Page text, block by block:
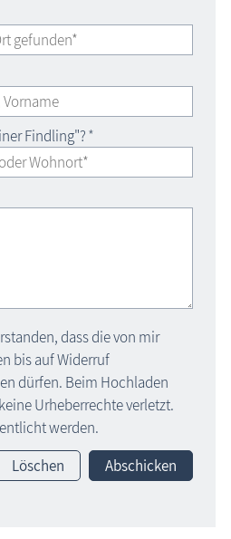
Findling"?*
dass die von mir
bis auf Widerruf
dürfen. Beim Hochladen
Urheberrechte verletzt.
werden.
Löschen
Abschicken